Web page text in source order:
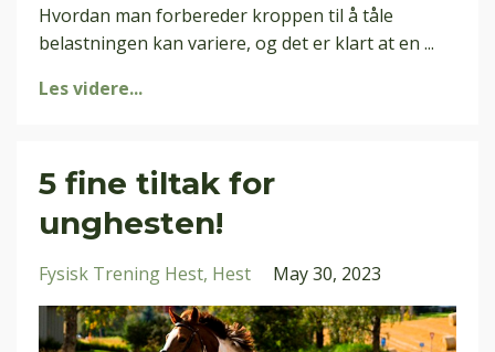
Hvordan man forbereder kroppen til å tåle
belastningen kan variere, og det er klart at en ...
Les videre...
5 fine tiltak for
unghesten!
Fysisk Trening Hest Hest May 30, 2023